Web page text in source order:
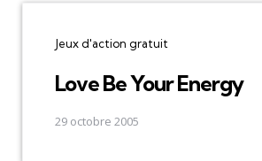
Jeux d'action gratuit
Love Be Your Energy
29 octobre 2005